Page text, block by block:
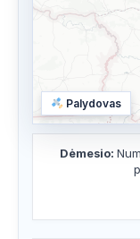
Palydovas
Dėmesio: